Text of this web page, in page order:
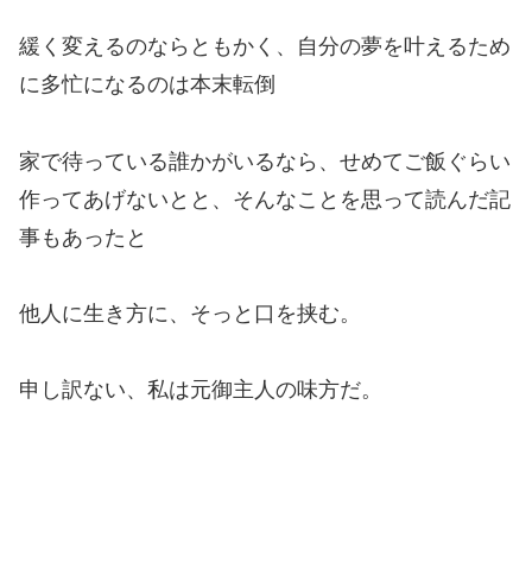
緩く変えるのならともかく、自分の夢を叶えるため
に多忙になるのは本末転倒
家で待っている誰かがいるなら、せめてご飯ぐらい
作ってあげないとと、そんなことを思って読んだ記
事もあったと
他人に生き方に、そっと口を挟む。
申し訳ない、私は元御主人の味方だ。